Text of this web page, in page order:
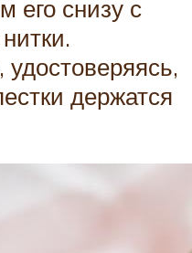
его снизу с
держатся